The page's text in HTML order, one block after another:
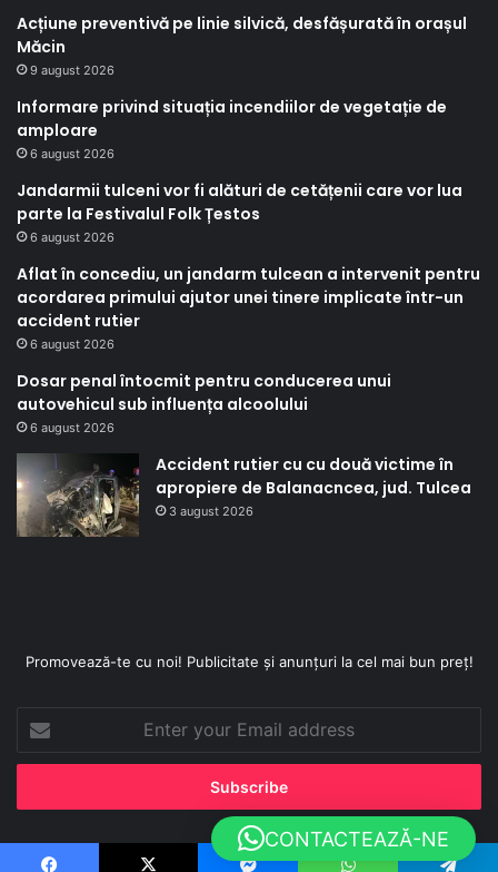
Acțiune preventivă pe linie silvică, desfășurată în orașul
Măcin
9 august 2026
Informare privind situația incendiilor de vegetație de
amploare
6 august 2026
Jandarmii tulceni vor fi alături de cetățenii care vor lua
parte la Festivalul Folk Țestos
6 august 2026
Aflat în concediu, un jandarm tulcean a intervenit pentru
acordarea primului ajutor unei tinere implicate într-un
accident rutier
6 august 2026
Dosar penal întocmit pentru conducerea unui
autovehicul sub influența alcoolului
6 august 2026
Accident rutier cu cu două victime în
apropiere de Balanacncea, jud. Tulcea
3 august 2026
Promovează-te cu noi! Publicitate și anunțuri la cel mai bun preț!
your
Email
CONTACTEAZĂ-NE